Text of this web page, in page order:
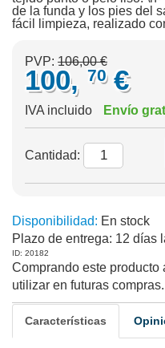
de la funda y los pies del
fácil limpieza, realizado
PVP: 106,00 €
100, 70 €
IVA incluido Envío
Cantidad:
Disponibilidad: En stock
Plazo de entrega: 12 días
ID: 20182
Comprando este producto
utilizar en futuras compras.
Características